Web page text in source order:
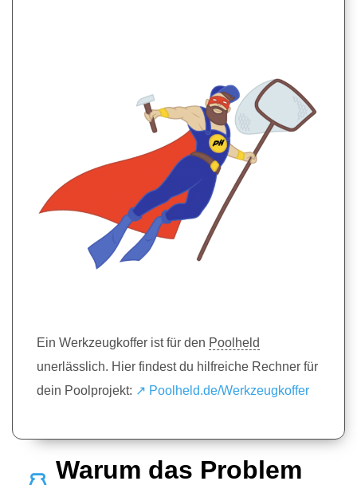
Ein Werkzeugkoffer ist für den Poolheld
unerlässlich. Hier findest du hilfreiche Rechner für
dein Poolprojekt: ↗️ Poolheld.de/Werkzeugkoffer
Warum das Problem